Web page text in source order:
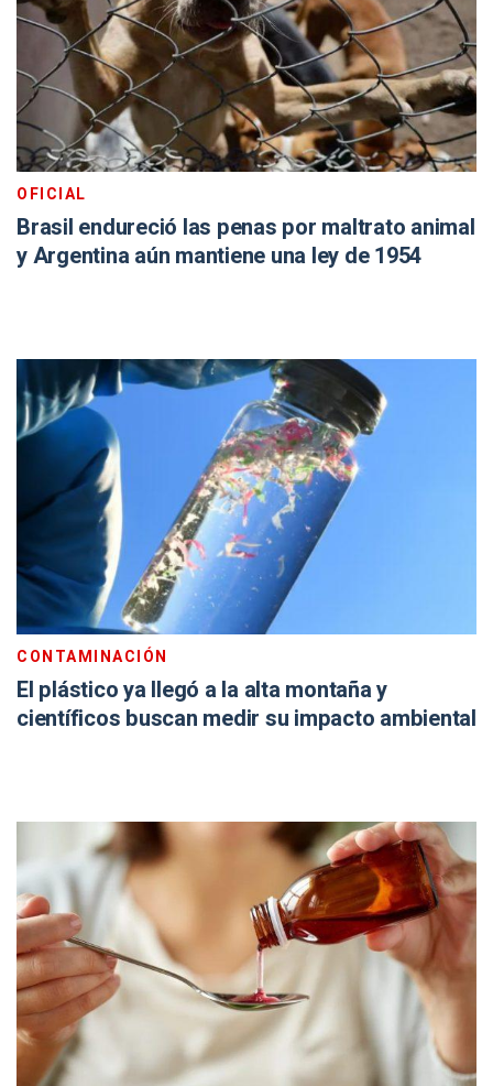
OFICIAL
Brasil endureció las penas por maltrato animal
y Argentina aún mantiene una ley de 1954
CONTAMINACIÓN
El plástico ya llegó a la alta montaña y
científicos buscan medir su impacto ambiental